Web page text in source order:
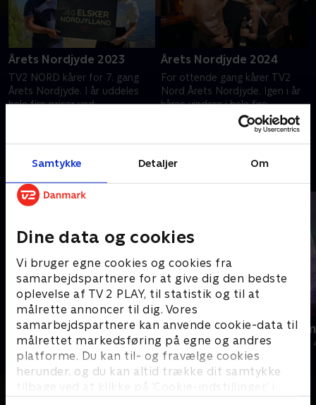
Samtykke Detaljer Om
Dine data og cookies
Vi bruger egne cookies og cookies fra
samarbejdspartnere for at give dig den bedste
oplevelse af TV 2 PLAY, til statistik og til at
målrette annoncer til dig. Vores
samarbejdspartnere kan anvende cookie-data til
målrettet markedsføring på egne og andres
platforme. Du kan til- og fravælge cookies
herunder, og du kan altid trække dit samtykke
tilbage ved at klikke på ’Cookie-indstillinger’ i
Årets Nordjyde 2023
TV2 NORD kårer for 7. gang
Årets Nordjyde. I år uddeles
hele fire priser ved
Årets Nordjyde 2024
For ottende gang kårer TV2
Nord Årets Nordjyde. Igen i år
kåres vindere i hele fire
kategorier ved årets show. Vi
overrasker alle vinderne i løbet
af showet. .
Andre så også
Jul på slottet - Warwick
2020 • Livsstil • 46 min
Julelys for
2022 • Livsstil •